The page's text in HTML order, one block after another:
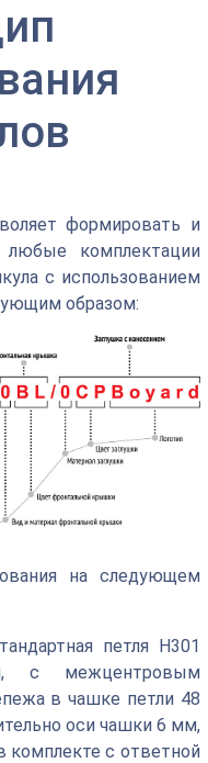
формировать и
любые комплектации
с использованием
образом:
на следующем
петля Н301
с межцентровым
в чашке петли 48
оси чашки 6 мм,
комплекте с ответной